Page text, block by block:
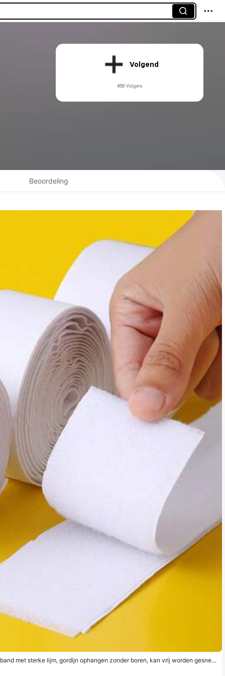
Volgend
468 Volgers
Beoordeling
met sterke lijm, gordijn ophangen zonder boren, kan vrij worden gesned